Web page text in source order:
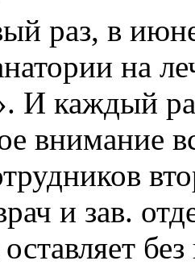
раз, в
на
И каждый
внимание
и зав.